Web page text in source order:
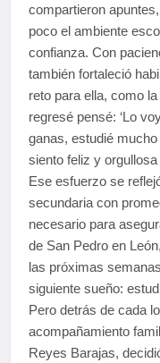
compartieron
poco el ambiente
confianza. Con
también fortaleció
reto para ella, como
regresé pensé: ‘Lo
ganas, estudié
siento feliz y
Ese esfuerzo se
secundaria con
necesario para
de San Pedro en
las próximas
siguiente sueño:
Pero detrás de cada
acompañamiento
Reyes Barajas,